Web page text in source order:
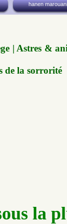
hanen marouani
| Astres &
de la sorrorité
la